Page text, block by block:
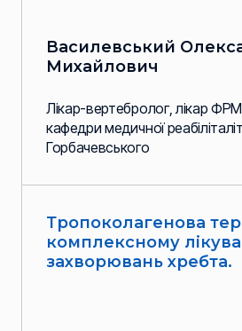
Василевський
Михайлович
Лікар-вертебролог, лікар
кафедри медичної
Горбачевського
Тропоколагенова
комплексному
захворювань хребта.